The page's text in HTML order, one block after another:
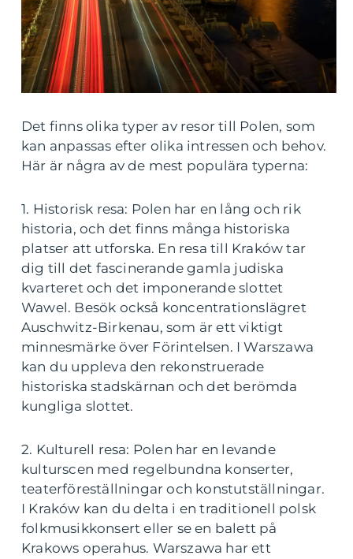
Det finns olika typer av resor till Polen, som
kan anpassas efter olika intressen och behov.
Här är några av de mest populära typerna:
1. Historisk resa: Polen har en lång och rik
historia, och det finns många historiska
platser att utforska. En resa till Kraków tar
dig till det fascinerande gamla judiska
kvarteret och det imponerande slottet
Wawel. Besök också koncentrationslägret
Auschwitz-Birkenau, som är ett viktigt
minnesmärke över Förintelsen. I Warszawa
kan du uppleva den rekonstruerade
historiska stadskärnan och det berömda
kungliga slottet.
2. Kulturell resa: Polen har en levande
kulturscen med regelbundna konserter,
teaterföreställningar och konstutställningar.
I Kraków kan du delta i en traditionell polsk
folkmusikkonsert eller se en balett på
Krakows operahus. Warszawa har ett